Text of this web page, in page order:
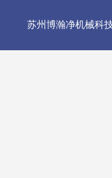
苏州博瀚净机械科